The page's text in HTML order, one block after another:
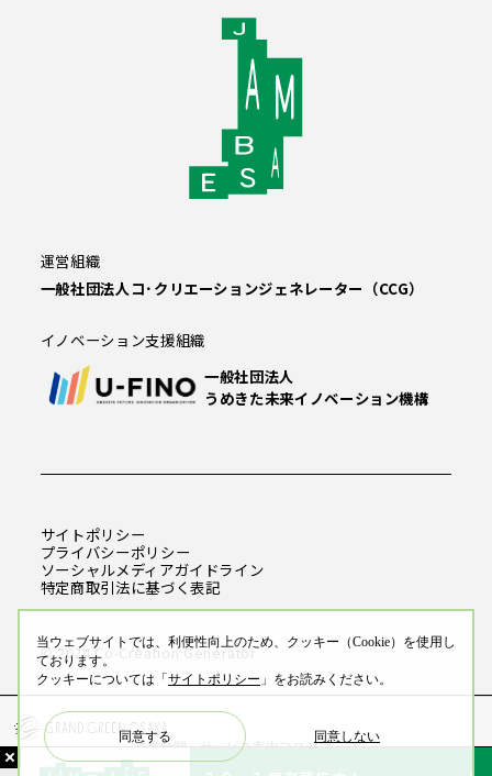
運営組織
一般社団法人コ･クリエーションジェネレーター（CCG）
イノベーション支援組織
一般社団法人
うめきた未来イノベーション機構
サイトポリシー
プライバシーポリシー
ソーシャルメディアガイドライン
特定商取引法に基づく表記
© 2024 Co-Creation Generator
当ウェブサイトでは、利便性向上のため、クッキー（Cookie）を使用し
ております。
クッキーについては「 サイトポリシー 」をお読みください。
同意する 同意しない
営業時間・サービス案内フロアマップ